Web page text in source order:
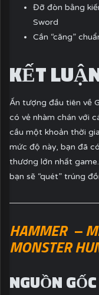
Đỡ đòn bằng
Sword
Cần “căng”
KẾT
Ấn tượng đầu tiên về
có vẻ nhàm chán với
cầu một khoản thời
mức độ này, bạn đã
thương lớn nhất
bạn sẽ “quét” trúng
HAMMER –
MONSTER
NGUỒN GỐC